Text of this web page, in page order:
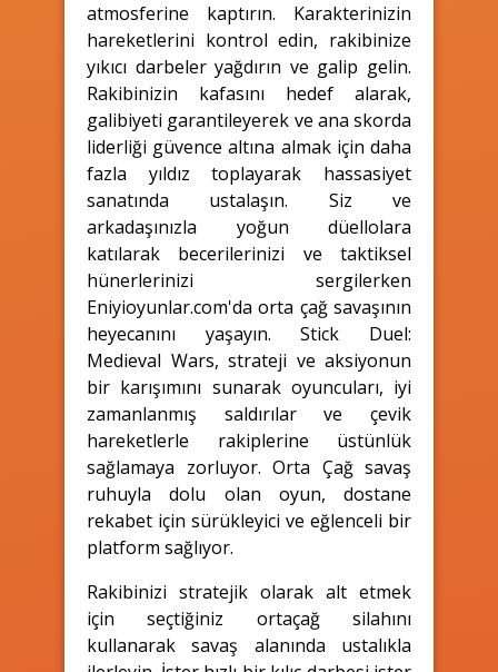
atmosferine kaptırın. Karakterinizin
hareketlerini kontrol edin, rakibinize
yıkıcı darbeler yağdırın ve galip gelin.
Rakibinizin kafasını hedef alarak,
galibiyeti garantileyerek ve ana skorda
liderliği güvence altına almak için daha
fazla yıldız toplayarak hassasiyet
sanatında ustalaşın. Siz ve
arkadaşınızla yoğun düellolara
katılarak becerilerinizi ve taktiksel
hünerlerinizi sergilerken
Eniyioyunlar.com'da orta çağ savaşının
heyecanını yaşayın. Stick Duel:
Medieval Wars, strateji ve aksiyonun
bir karışımını sunarak oyuncuları, iyi
zamanlanmış saldırılar ve çevik
hareketlerle rakiplerine üstünlük
sağlamaya zorluyor. Orta Çağ savaş
ruhuyla dolu olan oyun, dostane
rekabet için sürükleyici ve eğlenceli bir
platform sağlıyor.
Rakibinizi stratejik olarak alt etmek
için seçtiğiniz ortaçağ silahını
kullanarak savaş alanında ustalıkla